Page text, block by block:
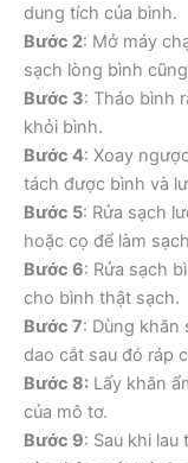
dung tích của bình.
Bước 2: Mở máy
sạch lòng bình
Bước 3: Tháo bình
khỏi bình.
Bước 4: Xoay
tách được bình và
Bước 5: Rửa sạch
hoặc cọ để làm
Bước 6: Rửa sạch
cho bình thật sạch.
Bước 7: Dùng khăn
dao cắt sau đó ráp
Bước 8: Lấy khăn
của mô tơ.
Bước 9: Sau khi